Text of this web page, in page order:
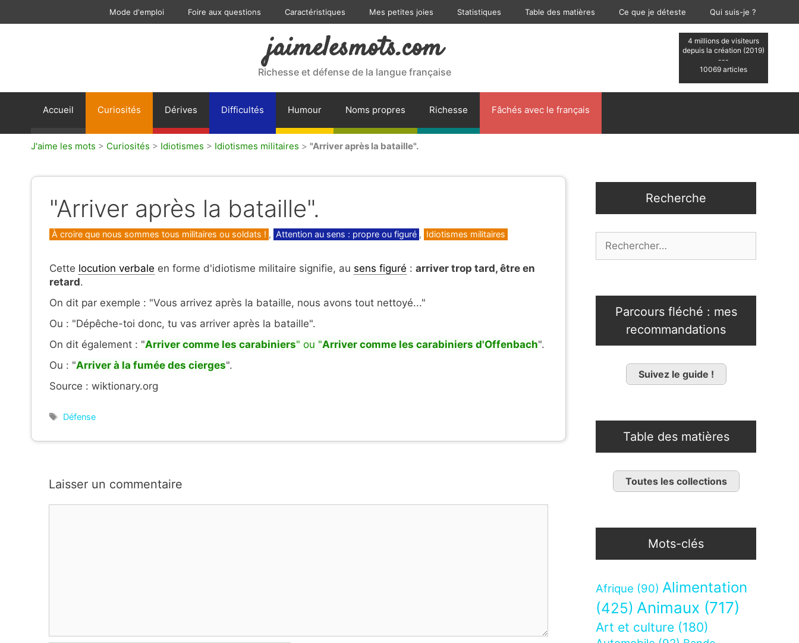
Mode d'emploi Foire aux questions Caractéristiques Mes petites joies Statistiques Table des matières Ce que je déteste Qui suis-je ?
4 millions de visiteurs
depuis la création (2019)
---
10069 articles
jaimelesmots.com
Richesse et défense de la langue française
Accueil Curiosités Dérives Difficultés Humour Noms propres Richesse Fâchés avec le français
J'aime les mots > Curiosités > Idiotismes > Idiotismes militaires > "Arriver après la bataille".
"Arriver après la bataille".
Catégories
À croire que nous sommes tous militaires ou soldats ! , Attention au sens : propre ou figuré , Idiotismes militaires
Cette locution verbale en forme d'idiotisme militaire signifie, au sens figuré : arriver trop tard, être en
retard.
On dit par exemple : "Vous arrivez après la bataille, nous avons tout nettoyé..."
Ou : "Dépêche-toi donc, tu vas arriver après la bataille".
On dit également : "Arriver comme les carabiniers" ou "Arriver comme les carabiniers d'Offenbach".
Ou : "Arriver à la fumée des cierges".
Source : wiktionary.org
Étiquettes
Défense
Laisser un commentaire
Recherche
Parcours fléché : mes
recommandations
Suivez le guide !
Table des matières
Toutes les collections
Mots-clés
Afrique (90) Alimentation
(425) Animaux (717)
Art et culture (180)